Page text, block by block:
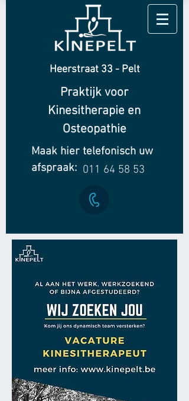
Heerstraat 33 - Pelt
Praktijk voor
Kinesitherapie en
Osteopathie
Maak hier telefonisch uw
afspraak: 011 64 58 53